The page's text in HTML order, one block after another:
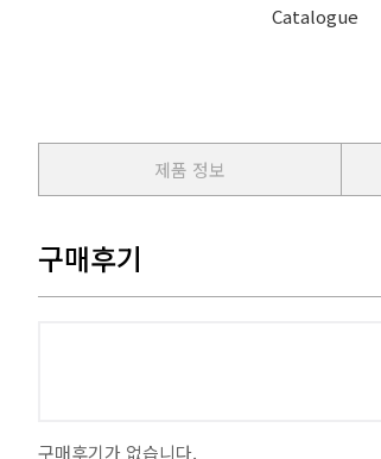
Catalogue
제품 정보
구매후기
구매후기가 없습니다.